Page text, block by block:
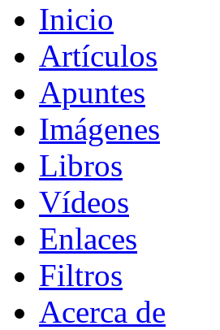
Inicio
Artículos
Apuntes
Imágenes
Libros
Vídeos
Enlaces
Filtros
Acerca de